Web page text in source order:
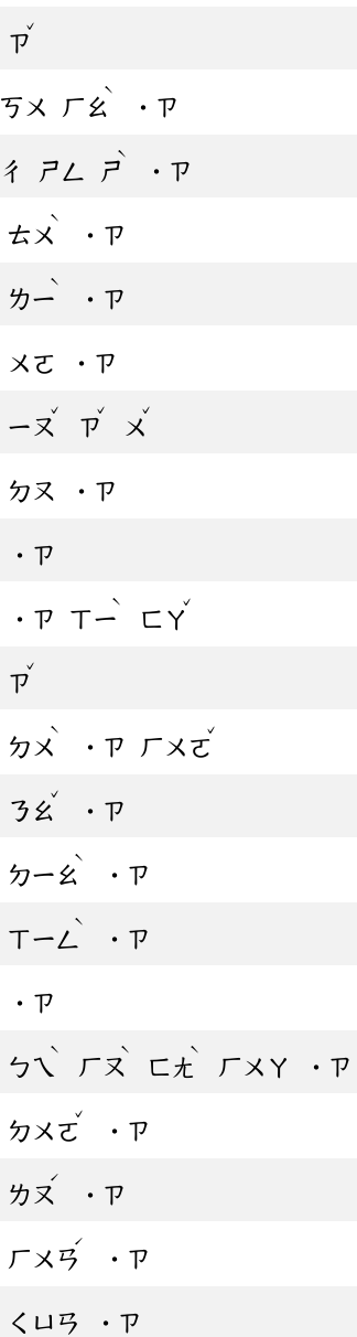
ㄗ
ˇ
ㄎㄨ ㄏㄠ
ˋ
˙ㄗ
ㄔ ㄕㄥ ㄕ
ˋ
˙ㄗ
ㄊㄨ
ˋ
˙ㄗ
ㄌㄧ
ˋ
˙ㄗ
ㄨㄛ ˙ㄗ
ㄧㄡ
ˇ
ㄗ
ˇ
ㄨ
ˇ
ㄉㄡ ˙ㄗ
˙ㄗ
˙ㄗ ㄒㄧ
ˋ
ㄈㄚ
ˇ
ㄗ
ˇ
ㄉㄨ
ˋ
˙ㄗ ㄏㄨㄛ
ˇ
ㄋㄠ
ˇ
˙ㄗ
ㄉㄧㄠ
ˋ
˙ㄗ
ㄒㄧㄥ
ˋ
˙ㄗ
˙ㄗ
ㄅㄟ
ˋ
ㄏㄡ
ˋ
ㄈㄤ
ˋ
ㄏㄨㄚ ˙ㄗ
ㄉㄨㄛ
ˇ
˙ㄗ
ㄌㄡ
ˊ
˙ㄗ
ㄏㄨㄢ
ˊ
˙ㄗ
ㄑㄩㄢ ˙ㄗ